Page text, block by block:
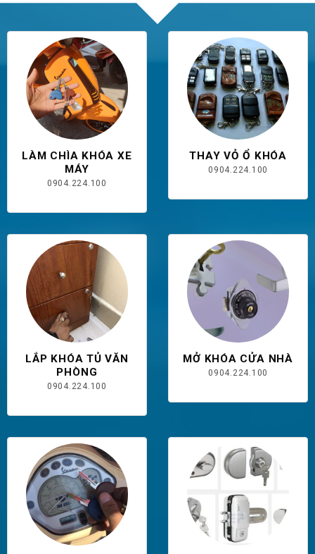
LÀM CHÌA KHÓA XE
MÁY
0904.224.100
THAY VỎ Ổ KHÓA
0904.224.100
LẮP KHÓA TỦ VĂN
PHÒNG
0904.224.100
MỞ KHÓA CỬA NHÀ
0904.224.100